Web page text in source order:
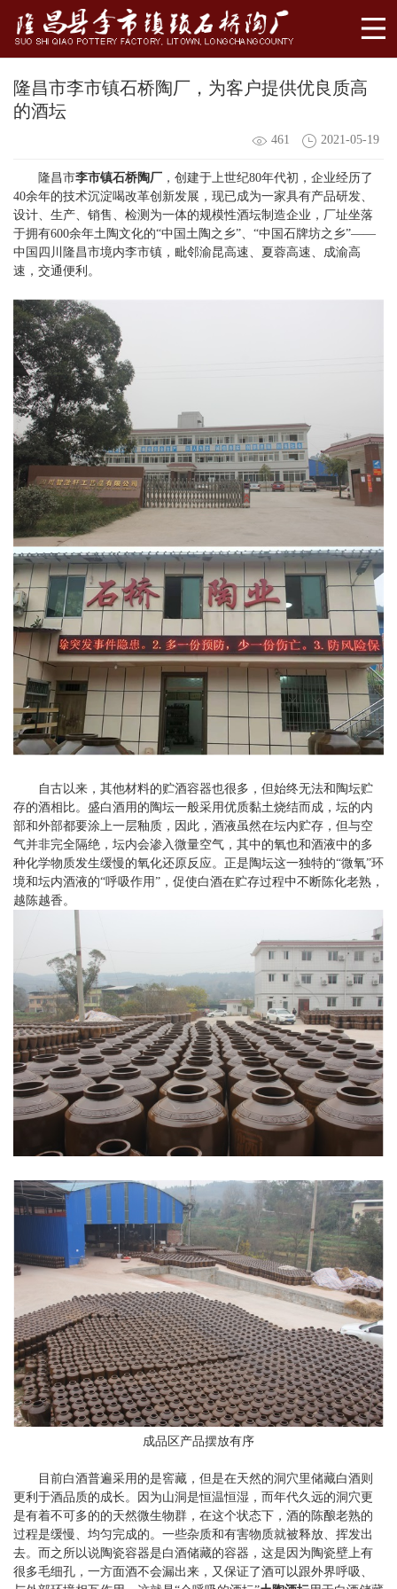
隆昌市李市镇石桥陶厂，为客户提供优良质高
的酒坛
461 2021-05-19
隆昌市李市镇石桥陶厂 ，创建于上世纪80年代初，企业经历了
40余年的技术沉淀喝改革创新发展，现已成为一家具有产品研发、
设计、生产、销售、检测为一体的规模性酒坛制造企业，厂址坐落
于拥有600余年土陶文化的“中国土陶之乡”、“中国石牌坊之乡”——
中国四川隆昌市境内李市镇，毗邻渝昆高速、夏蓉高速、成渝高
速，交通便利。
自古以来，其他材料的贮酒容器也很多，但始终无法和陶坛贮
存的酒相比。盛白酒用的陶坛一般采用优质黏土烧结而成，坛的内
部和外部都要涂上一层釉质，因此，酒液虽然在坛内贮存，但与空
气并非完全隔绝，坛内会渗入微量空气，其中的氧也和酒液中的多
种化学物质发生缓慢的氧化还原反应。正是陶坛这一独特的“微氧”环
境和坛内酒液的“呼吸作用”，促使白酒在贮存过程中不断陈化老熟，
越陈越香。
成品区产品摆放有序
目前白酒普遍采用的是窖藏，但是在天然的洞穴里储藏白酒则
更利于酒品质的成长。因为山洞是恒温恒湿，而年代久远的洞穴更
是有着不可多的的天然微生物群，在这个状态下，酒的陈酿老熟的
过程是缓慢、均匀完成的。一些杂质和有害物质就被释放、挥发出
去。而之所以说陶瓷容器是白酒储藏的容器，这是因为陶瓷壁上有
很多毛细孔，一方面酒不会漏出来，又保证了酒可以跟外界呼吸、